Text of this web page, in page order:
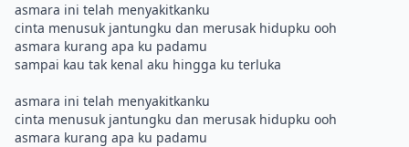
asmara ini telah menyakitkanku
cinta menusuk jantungku dan merusak hidupku ooh
asmara kurang apa ku padamu
sampai kau tak kenal aku hingga ku terluka
asmara ini telah menyakitkanku
cinta menusuk jantungku dan merusak hidupku ooh
asmara kurang apa ku padamu